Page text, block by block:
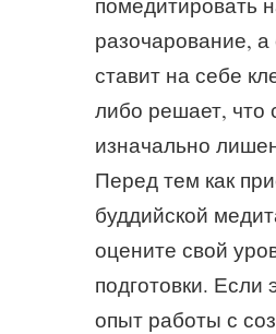
разочарование, а
ставит на себе
либо решает, что
изначально
Перед тем как
буддийской
оцените свой
подготовки.
опыт работы с